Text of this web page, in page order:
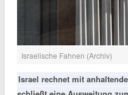
Israelische Fahnen (Archiv)
Israel rechnet mit